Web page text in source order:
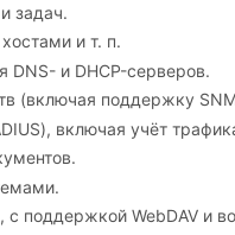
задач.
и т. п.
DNS- и DHCP-серверов.
(включая поддержку
включая учёт
с поддержкой WebDAV и